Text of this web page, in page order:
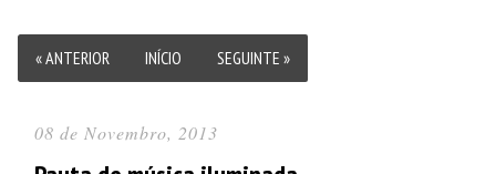
« ANTERIOR INÍCIO SEGUINTE »
08 de Novembro, 2013